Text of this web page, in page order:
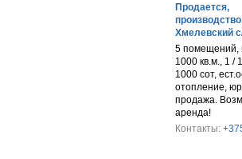
Продается,
Хмелевский
5 помещений,
1000 кв.м., 1 /
1000 сот,
отопление,
продажа.
аренда!
Контакты: